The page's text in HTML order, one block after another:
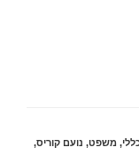
, משפט, נועם קוריס,